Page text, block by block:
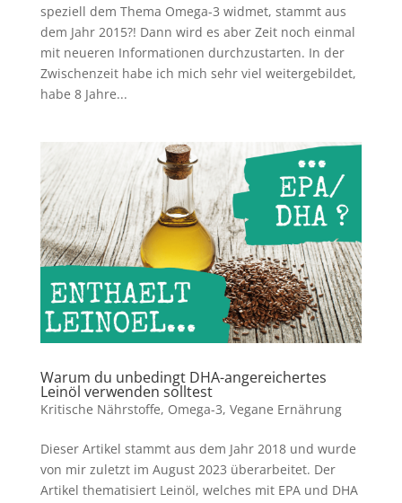
speziell dem Thema Omega-3 widmet, stammt aus
dem Jahr 2015?! Dann wird es aber Zeit noch einmal
mit neueren Informationen durchzustarten. In der
Zwischenzeit habe ich mich sehr viel weitergebildet,
habe 8 Jahre...
Warum du unbedingt DHA-angereichertes
Leinöl verwenden solltest
Kritische Nährstoffe, Omega-3, Vegane Ernährung
Dieser Artikel stammt aus dem Jahr 2018 und wurde
von mir zuletzt im August 2023 überarbeitet. Der
Artikel thematisiert Leinöl, welches mit EPA und DHA